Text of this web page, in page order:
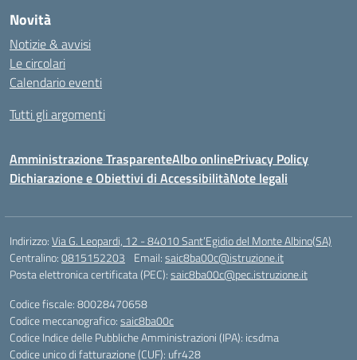
Novità
Notizie & avvisi
Le circolari
Calendario eventi
Tutti gli argomenti
Amministrazione TrasparenteAlbo onlinePrivacy Policy
Dichiarazione e Obiettivi di AccessibilitàNote legali
Indirizzo:Via G. Leopardi, 12 - 84010 Sant’Egidio del Monte Albino(SA)
Centralino:0815152203 Email:saic8ba00c@istruzione.it
Posta elettronica certificata (PEC):saic8ba00c@pec.istruzione.it
Codice fiscale: 80028470658
Codice meccanografico:saic8ba00c
Codice Indice delle Pubbliche Amministrazioni (IPA): icsdma
Codice unico di fatturazione (CUF): ufr428